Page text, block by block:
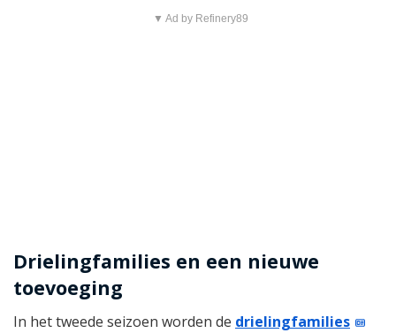
▼ Ad by Refinery89
Drielingfamilies en een nieuwe
toevoeging
In het tweede seizoen worden de drielingfamilies